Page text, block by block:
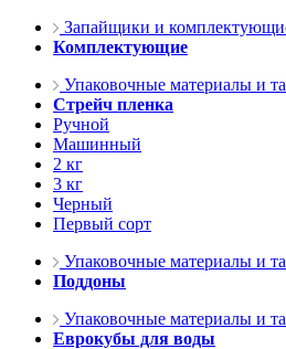
Запайщики и
Комплектующие
Упаковочные материалы и
Стрейч пленка
Ручной
Машинный
2 кг
3 кг
Черный
Первый сорт
Упаковочные материалы и
Поддоны
Упаковочные материалы и
Еврокубы для воды